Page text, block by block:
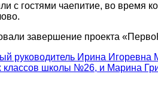
с гостями чаепитие, во время
завершение проекта